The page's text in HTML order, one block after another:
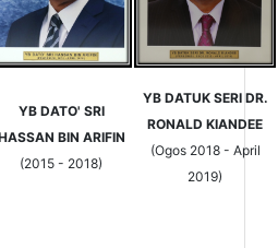
YB DATO' SRI
BIN ARIFIN
(2015 - 2018)
YB DATUK SERI DR.
RONALD KIANDEE
(Ogos 2018 - April
2019)